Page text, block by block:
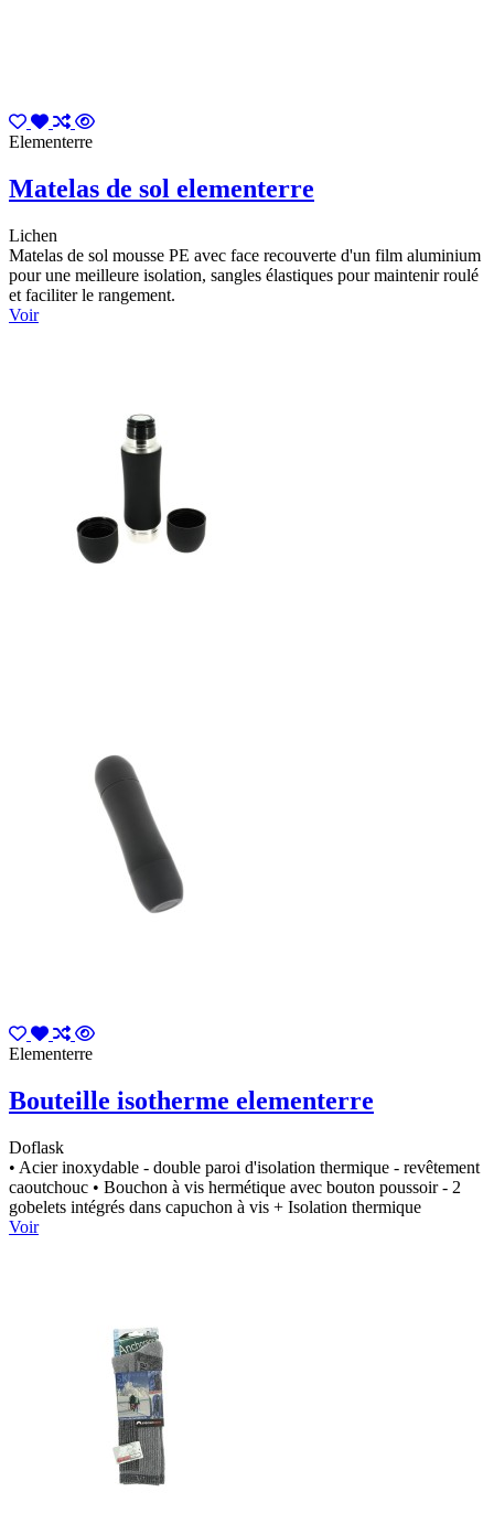
Elementerre
Matelas de sol elementerre
Lichen
Matelas de sol mousse PE avec face recouverte d'un film aluminium
pour une meilleure isolation, sangles élastiques pour maintenir roulé
et faciliter le rangement.
Voir
Elementerre
Bouteille isotherme elementerre
Doflask
• Acier inoxydable - double paroi d'isolation thermique - revêtement
caoutchouc • Bouchon à vis hermétique avec bouton poussoir - 2
gobelets intégrés dans capuchon à vis + Isolation thermique
Voir